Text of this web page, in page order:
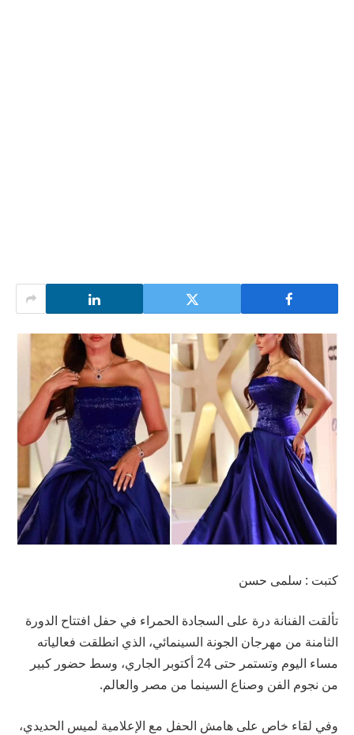
كتبت : سلمى حسن
تألقت الفنانة درة على السجادة الحمراء في حفل افتتاح الدورة
الثامنة من مهرجان الجونة السينمائي، الذي انطلقت فعالياته
مساء اليوم وتستمر حتى 24 أكتوبر الجاري، وسط حضور كبير
من نجوم الفن وصناع السينما من مصر والعالم.
وفي لقاء خاص على هامش الحفل مع الإعلامية لميس الحديدي،